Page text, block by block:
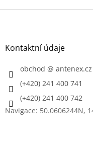
Z
Kontaktní údaje
obchod @ antenex.cz
(+420) 241 400 741
(+420) 241 400 742
Navigace: 50.0606244N,